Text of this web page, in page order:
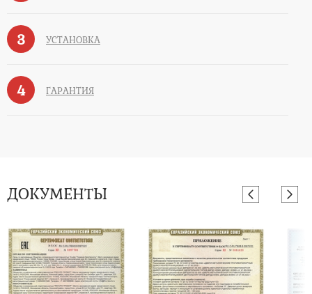
3 УСТАНОВКА
4 ГАРАНТИЯ
ДОКУМЕНТЫ